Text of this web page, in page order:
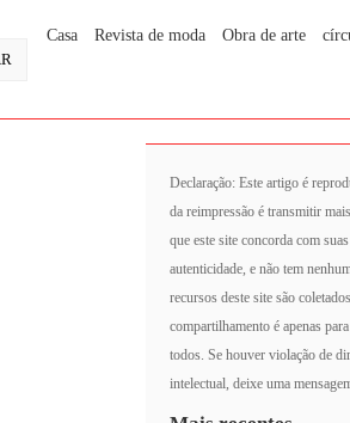
Casa Revista de moda Obra de arte
Declaração: Este artigo é
da reimpressão é transmitir
que este site concorda com
autenticidade, e não tem
recursos deste site são
compartilhamento é apenas
todos. Se houver violação de
intelectual, deixe uma